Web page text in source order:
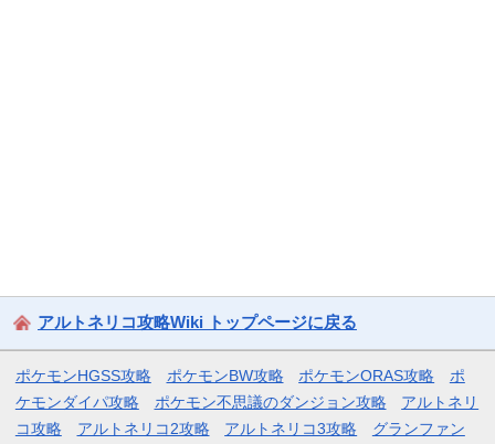
アルトネリコ攻略Wiki トップページに戻る
ポケモンHGSS攻略 ポケモンBW攻略 ポケモンORAS攻略
ポ
ケモンダイパ攻略
ポケモン不思議のダンジョン攻略
アルトネリ
コ攻略
アルトネリコ2攻略 アルトネリコ3攻略 グランファン